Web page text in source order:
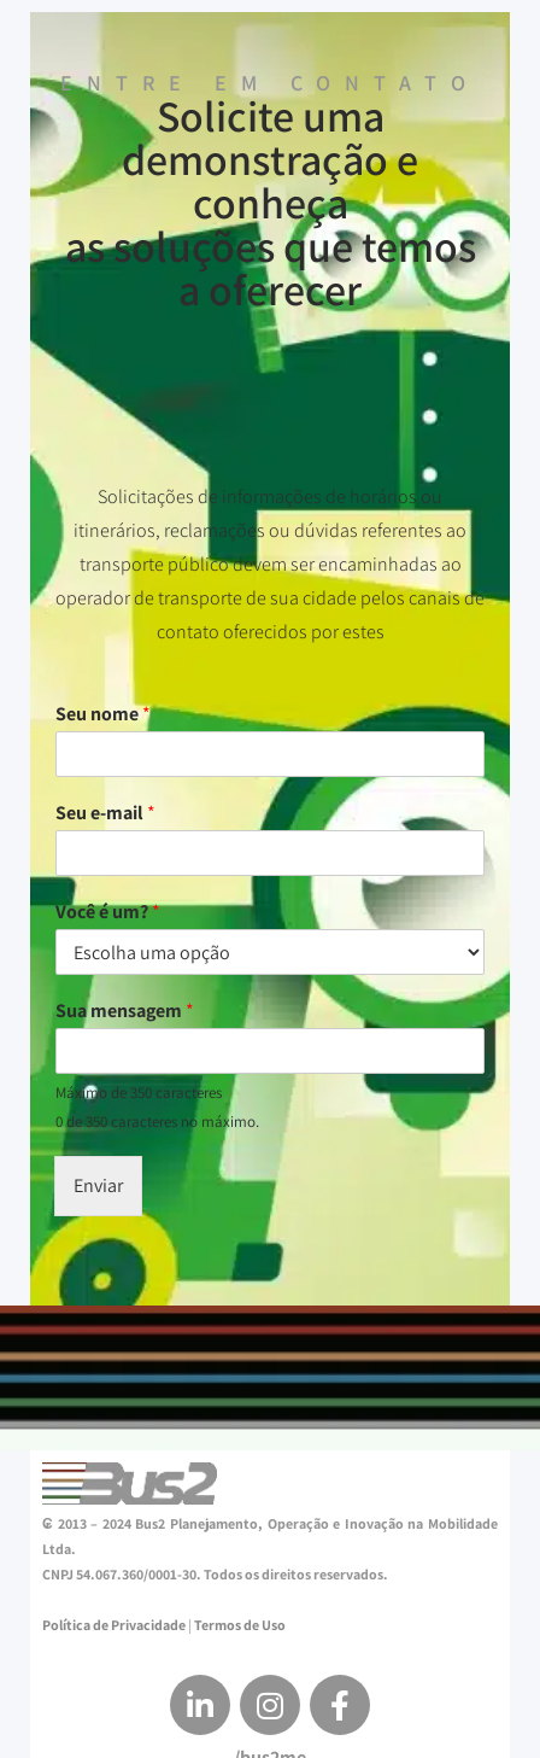
ENTRE EM CONTATO
Solicite uma
demonstração e
conheça
as soluções que temos
a oferecer
Solicitações de informações de horários ou
itinerários, reclamações ou dúvidas referentes ao
transporte público devem ser encaminhadas ao
operador de transporte de sua cidade pelos canais de
contato oferecidos por estes
Seu nome*
Seu e-mail*
Você é um?*
Sua mensagem *
Máximo de 350 caracteres
0 de 350 caracteres no máximo.
Enviar
₢ 2013 – 2024 Bus2 Planejamento, Operação e Inovação na Mobilidade
Ltda.
CNPJ 54.067.360/0001-30. Todos os direitos reservados.
Política de Privacidade | Termos de Uso